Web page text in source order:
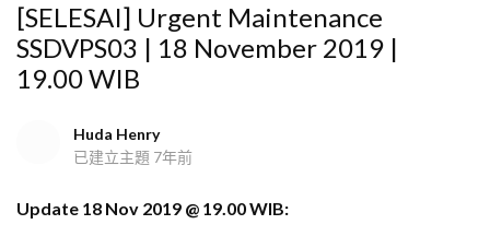
[SELESAI] Urgent Maintenance
SSDVPS03 | 18 November 2019 |
19.00 WIB
Huda Henry
已建立主題 7年前
Update 18 Nov 2019 @ 19.00 WIB: